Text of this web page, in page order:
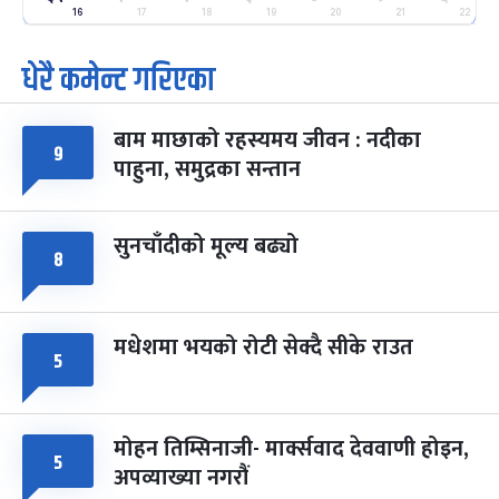
मंगल फाल्गुन २५, २०८३ Mar 9, 2027
७
आइत
पूर्णिमा व्रत
चैत्र ७, २०८३-Mar 21, 2027
८
सोम
फागुपूर्णिमा
चैत्र ८, २०८३-Mar 22, 2027
७ महिना बाँकी
16 17 18 19 20 21 22
धेरै कमेन्ट गरिएका
९ बाम माछाको रहस्यमय जीवन : नदीका
पाहुना, समुद्रका सन्तान
८ सुनचाँदीको मूल्य बढ्यो
५ मधेशमा भयको रोटी सेक्दै सीके राउत
५ मोहन तिम्सिनाजी- मार्क्सवाद देववाणी होइन,
अपव्याख्या नगरौं